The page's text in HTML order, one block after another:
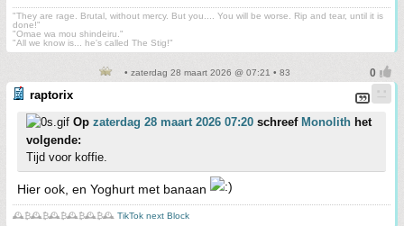
"They are rage. Brutal, without mercy. But you.... You will be worse. Rip and tear, until it is
done!"
"Omae wa mou shindeiru."
"All we know is... he's called The Stig!"
• zaterdag 28 maart 2026 @ 07:21 • 83
raptorix
Op zaterdag 28 maart 2026 07:20 schreef Monolith het
volgende:
Tijd voor koffie.
Hier ook, en Yoghurt met banaan
🕰️₿🕰️₿🕰️₿🕰️₿🕰️₿🕰️ TikTok next Block